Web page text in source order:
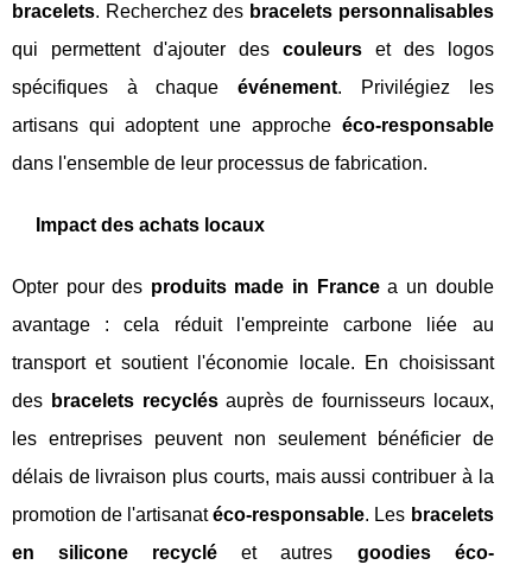
bracelets. Recherchez des bracelets personnalisables
qui permettent d'ajouter des couleurset des logos
spécifiques à chaqueévénement. Privilégiez les
artisans qui adoptent une approche éco-responsable
dans l'ensemble de leur processus de fabrication.
Impact des achats locaux
Opter pour des produits made in Francea un double
avantage : cela réduit l'empreinte carbone liée au
transport et soutient l'économie locale. En choisissant
des bracelets recyclésauprès de fournisseurs locaux,
les entreprises peuvent non seulement bénéficier de
délais de livraison plus courts, mais aussi contribuer à la
promotion de l'artisanatéco-responsable. Les bracelets
en silicone recyclé et autres goodies éco-